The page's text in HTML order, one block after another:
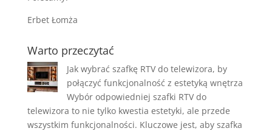
Erbet Łomża
Warto przeczytać
Jak wybrać szafkę RTV do telewizora, by
połączyć funkcjonalność z estetyką wnętrza
Wybór odpowiedniej szafki RTV do
telewizora to nie tylko kwestia estetyki, ale przede
wszystkim funkcjonalności. Kluczowe jest, aby szafka